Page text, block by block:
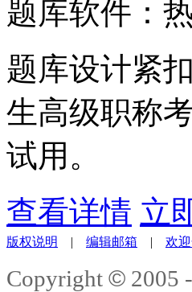
题库软件：
题库设计紧
生高级职称
试用。
查看详情 立
版权说明 | 编辑邮箱 | 欢
Copyright © 2005 -